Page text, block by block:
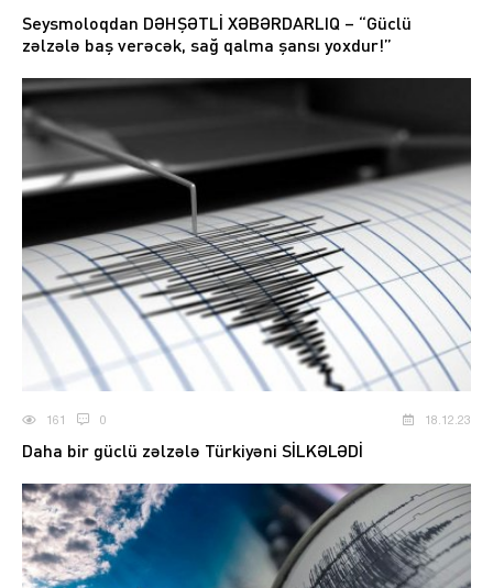
Seysmoloqdan DƏHŞƏTLİ XƏBƏRDARLIQ – “Güclü
zəlzələ baş verəcək, sağ qalma şansı yoxdur!”
161 0 18.12.23
Daha bir güclü zəlzələ Türkiyəni SİLKƏLƏDİ